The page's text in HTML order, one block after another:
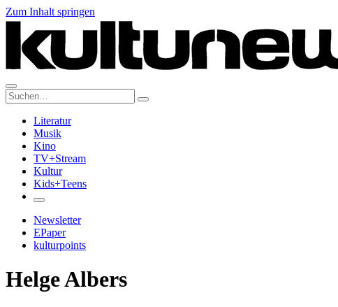
Zum Inhalt springen
Suche:
Literatur
Musik
Kino
TV+Stream
Kultur
Kids+Teens
Newsletter
EPaper
kulturpoints
Helge Albers